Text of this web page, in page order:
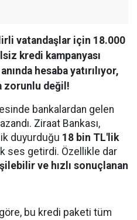
vatandaşlar için 18.000
kredi kampanyası
hesaba yatırılıyor,
zorunlu değil!
bankalardan gelen
Ziraat Bankası,
duyurduğu 18 bin TL'lik
ses getirdi. Özellikle dar
ve hızlı sonuçlanan
bu kredi paketi tüm